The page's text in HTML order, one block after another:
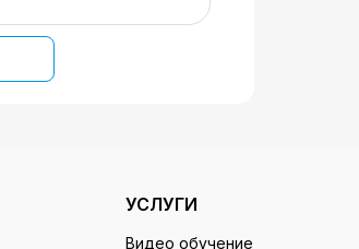
УСЛУГИ
Видео обучение